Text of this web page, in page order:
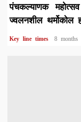
पंचकल्याणक
ज्वलनशील
Key line times 8 months